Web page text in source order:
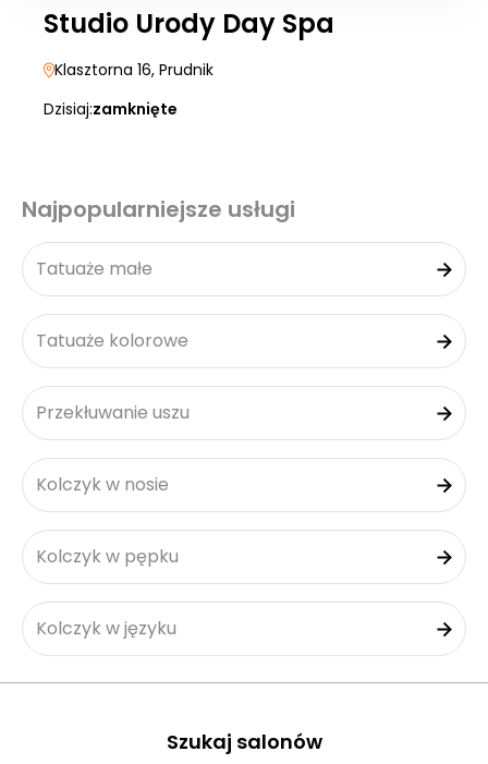
Studio Urody Day Spa
Klasztorna 16, Prudnik
Dzisiaj:zamknięte
Najpopularniejsze usługi
Tatuaże małe
Tatuaże kolorowe
Przekłuwanie uszu
Kolczyk w nosie
Kolczyk w pępku
Kolczyk w języku
Szukaj salonów